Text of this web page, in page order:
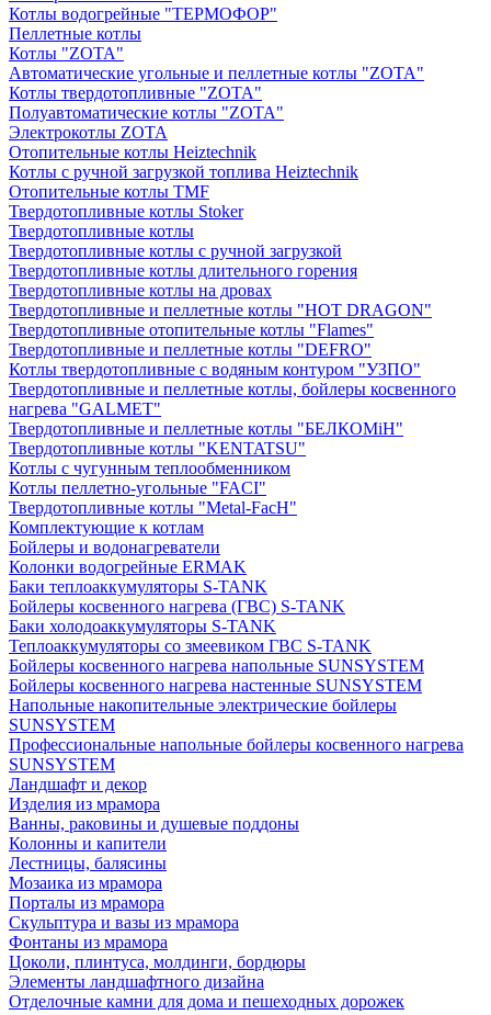
Котлы водогрейные "ТЕРМОФОР"
Пеллетные котлы
Котлы "ZOTA"
Автоматические угольные и пеллетные котлы "ZOTA"
Котлы твердотопливные "ZOTA"
Полуавтоматические котлы "ZOTA"
Электрокотлы ZOTA
Отопительные котлы Heiztechnik
Котлы с ручной загрузкой топлива Heiztechnik
Отопительные котлы TMF
Твердотопливные котлы Stoker
Твердотопливные котлы
Твердотопливные котлы с ручной загрузкой
Твердотопливные котлы длительного горения
Твердотопливные котлы на дровах
Твердотопливные и пеллетные котлы "HOT DRAGON"
Твердотопливные отопительные котлы "Flames"
Твердотопливные и пеллетные котлы "DEFRO"
Котлы твердотопливные с водяным контуром "УЗПО"
Твердотопливные и пеллетные котлы, бойлеры косвенного
нагрева "GALMET"
Твердотопливные и пеллетные котлы "БЕЛКОМiН"
Твердотопливные котлы "KENTATSU"
Котлы с чугунным теплообменником
Котлы пеллетно-угольные "FACI"
Твердотопливные котлы "Metal-FacH"
Комплектующие к котлам
Бойлеры и водонагреватели
Колонки водогрейные ERMAK
Баки теплоаккумуляторы S-TANK
Бойлеры косвенного нагрева (ГВС) S-TANK
Баки холодоаккумуляторы S-TANK
Теплоаккумуляторы со змеевиком ГВС S-TANK
Бойлеры косвенного нагрева напольные SUNSYSTEM
Бойлеры косвенного нагрева настенные SUNSYSTEM
Напольные накопительные электрические бойлеры
SUNSYSTEM
Профессиональные напольные бойлеры косвенного нагрева
SUNSYSTEM
Ландшафт и декор
Изделия из мрамора
Ванны, раковины и душевые поддоны
Колонны и капители
Лестницы, балясины
Мозаика из мрамора
Порталы из мрамора
Скульптура и вазы из мрамора
Фонтаны из мрамора
Цоколи, плинтуса, молдинги, бордюры
Элементы ландшафтного дизайна
Отделочные камни для дома и пешеходных дорожек